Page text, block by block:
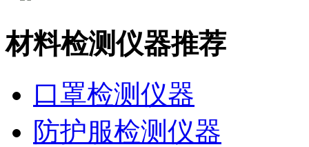
材料检测仪器推荐
口罩检测仪器
防护服检测仪器